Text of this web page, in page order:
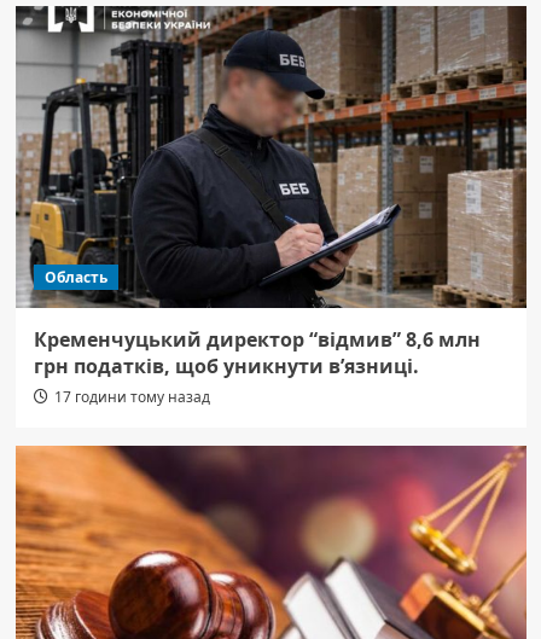
Область
Кременчуцький директор “відмив” 8,6 млн
грн податків, щоб уникнути в’язниці.
17 години тому назад